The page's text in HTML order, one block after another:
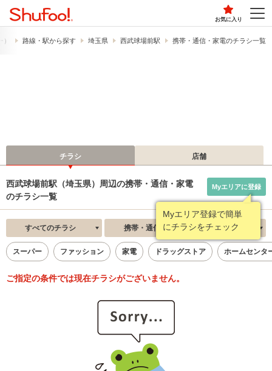
お気に入り
路線・駅から探す 埼玉県 西武球場前駅 携帯・通信・家電のチラシ一覧
チラシ 店舗
西武球場前駅（埼玉県）周辺の携帯・通信・家電
のチラシ一覧
Myエリア登録で簡単
にチラシをチェック
Myエリアに登録
すべてのチラシ 携帯・通信・家電 新着順
スーパー ファッション 家電 ドラッグストア ホームセンタ
ご指定の条件では現在チラシがございません。